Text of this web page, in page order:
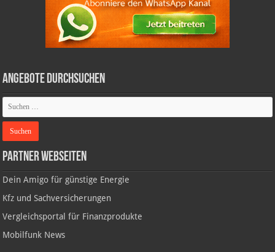
Angebote durchsuchen
Partner Webseiten
Dein Amigo für günstige Energie
Kfz und Sachversicherungen
Vergleichsportal für Finanzprodukte
Mobilfunk News